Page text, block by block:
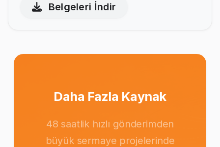
Belgeleri İndir
Daha Fazla Kaynak
48 saatlik hızlı gönderimden
büyük sermaye projelerinde